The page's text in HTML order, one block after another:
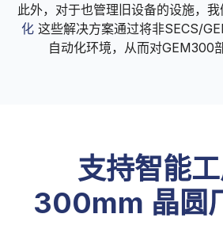
此外，对于也管理旧设备的设施，我
化这些解决方案通过将非SECS/
自动化环境，从而对GEM300
支持智能
300mm 晶圆